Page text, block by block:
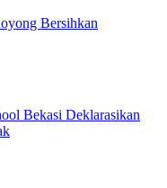
Bersihkan
Bekasi Deklarasikan